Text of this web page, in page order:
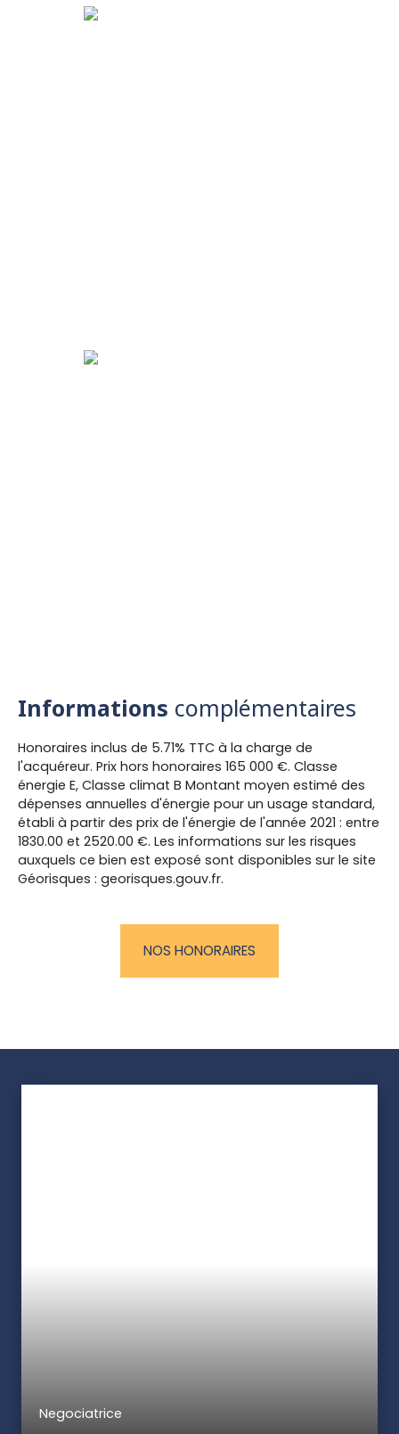
Informations complémentaires
Honoraires inclus de 5.71% TTC à la charge de
l'acquéreur. Prix hors honoraires 165 000 €. Classe
énergie E, Classe climat B Montant moyen estimé des
dépenses annuelles d'énergie pour un usage standard,
établi à partir des prix de l'énergie de l'année 2021 : entre
1830.00 et 2520.00 €. Les informations sur les risques
auxquels ce bien est exposé sont disponibles sur le site
Géorisques : georisques.gouv.fr.
NOS HONORAIRES
Negociatrice